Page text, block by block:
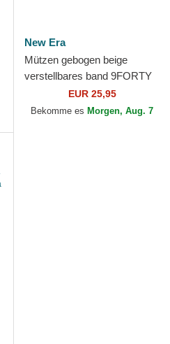
New Era
Mützen gebogen beige
verstellbares band 9FORTY
Seasonal der Racing Bulls F1
Team Formula 1 von...
EUR 25,95
Bekomme es Morgen, Aug. 7